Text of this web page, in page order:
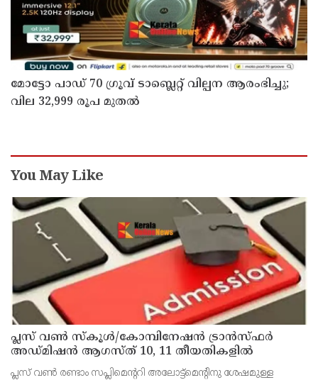
മോട്ടോ പാഡ് 70 ഗ്രൂവ് ടാബ്ലെറ്റ് വില്പന ആരംഭിച്ചു;
വില 32,999 രൂപ മുതൽ
You May Like
പ്ലസ് വൺ സ്‌കൂൾ/കോമ്പിനേഷൻ ട്രാൻസ്ഫർ
അഡ്മിഷൻ ആഗസ്ത് 10, 11 തീയതികളിൽ
പ്ലസ് വൺ രണ്ടാം സപ്ലിമെന്ററി അലോട്ട്‌മെന്റിനു ശേഷമുള്ള